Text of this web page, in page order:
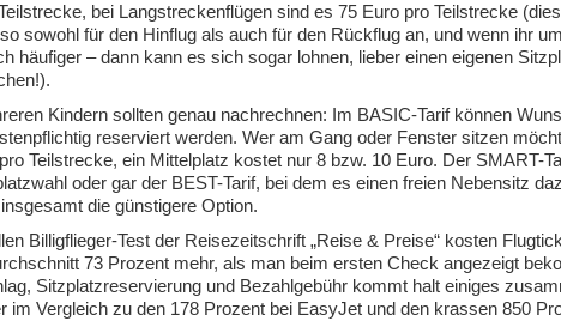
bei Langstreckenflügen sind es 75 Euro pro Teilstrecke
sowohl für den Hinflug als auch für den Rückflug an, und wenn ihr
häufiger – dann kann es sich sogar lohnen, lieber einen eigenen
Kindern sollten genau nachrechnen: Im BASIC-Tarif können
reserviert werden. Wer am Gang oder Fenster sitzen
Teilstrecke, ein Mittelplatz kostet nur 8 bzw. 10 Euro. Der SMART-
oder gar der BEST-Tarif, bei dem es einen freien Nebensitz
die günstigere Option.
Billigflieger-Test der Reisezeitschrift „Reise & Preise“ kosten
73 Prozent mehr, als man beim ersten Check angezeigt
Sitzplatzreservierung und Bezahlgebühr kommt halt einiges
im Vergleich zu den 178 Prozent bei EasyJet und den krassen 850